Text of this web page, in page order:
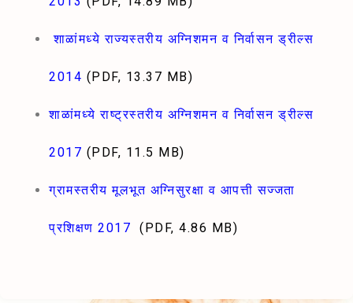
शाळांमध्ये राज्यस्तरीय अग्निशमन व निर्वासन ड्रील्स
2014 (PDF, 13.37 MB)
शाळांमध्ये राष्ट्रस्तरीय अग्निशमन व निर्वासन ड्रील्स
2017 (PDF, 11.5 MB)
ग्रामस्तरीय मूलभूत अग्निसुरक्षा व आपत्ती सज्जता
प्रशिक्षण 2017 (PDF, 4.86 MB)